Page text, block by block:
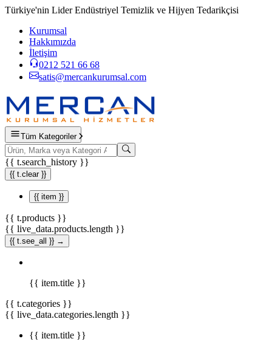
Türkiye'nin Lider Endüstriyel Temizlik ve Hijyen Tedarikçisi
Kurumsal
Hakkımızda
İletişim
0212 521 66 68
satis@mercankurumsal.com
Tüm Kategoriler
{{ t.search_history }}
{{ t.clear }}
{{ item }}
{{ t.products }}
{{ live_data.products.length }}
{{ t.see_all }} →
{{ item.title }}
{{ t.categories }}
{{ live_data.categories.length }}
{{ item.title }}